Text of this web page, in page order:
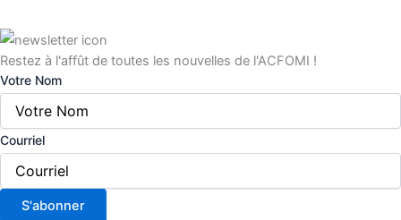
Restez à l'affût de toutes les nouvelles de l'ACFOMI !
Votre Nom
Courriel
S'abonner